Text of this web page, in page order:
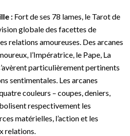
: Fort de ses 78 lames, le Tarot de
globale des facettes de
relations amoureuses. Des arcanes
l’Impératrice, le Pape, La
particulièrement pertinents
sentimentales. Les arcanes
couleurs – coupes, deniers,
respectivement les
matérielles, l’action et les
relations.